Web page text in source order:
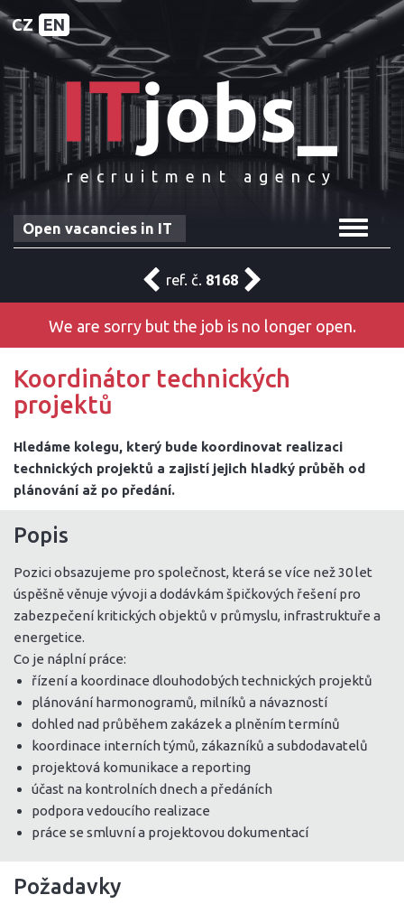
CZ EN
recruitment agency
Toggle
Open vacancies in IT
ref. č. 8168
We are sorry but the job is no longer open.
Koordinátor technických
projektů
Hledáme kolegu, který bude koordinovat realizaci
technických projektů a zajistí jejich hladký průběh od
plánování až po předání.
Popis
Pozici obsazujeme pro společnost, která se více než 30 let
úspěšně věnuje vývoji a dodávkám špičkových řešení pro
zabezpečení kritických objektů v průmyslu, infrastruktuře a
energetice.
Co je náplní práce:
řízení a koordinace dlouhodobých technických projektů
plánování harmonogramů, milníků a návazností
dohled nad průběhem zakázek a plněním termínů
koordinace interních týmů, zákazníků a subdodavatelů
projektová komunikace a reporting
účast na kontrolních dnech a předáních
podpora vedoucího realizace
práce se smluvní a projektovou dokumentací
Požadavky